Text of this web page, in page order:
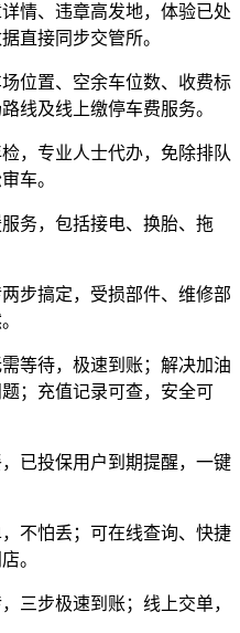
情、违章高发地，体验已处
直接同步交管所。
位置、空余车位数、收费标
线及线上缴停车费服务。
，专业人士代办，免除排队
车。
务，包括接电、换胎、拖
步搞定，受损部件、维修部
等待，极速到账；解决加油
；充值记录可查，安全可
已投保用户到期提醒，一键
不怕丢；可在线查询、快捷
。
三步极速到账；线上交单，